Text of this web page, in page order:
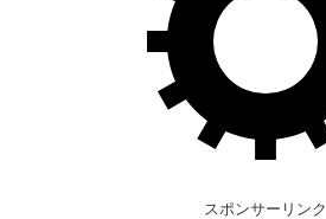
スポンサーリンク